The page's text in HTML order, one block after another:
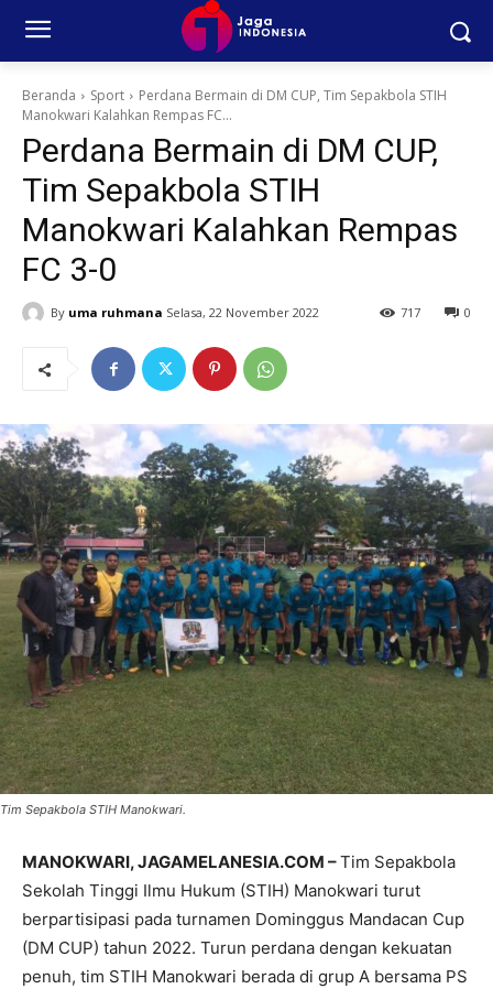
Beranda Sport
Perdana Bermain di DM CUP, Tim Sepakbola STIH
Manokwari Kalahkan Rempas FC...
Perdana Bermain di DM CUP,
Tim Sepakbola STIH
Manokwari Kalahkan Rempas
FC 3-0
By uma ruhmana Selasa, 22 November 2022 0
717
Tim Sepakbola STIH Manokwari.
MANOKWARI, JAGAMELANESIA.COM –Tim Sepakbola
Sekolah Tinggi Ilmu Hukum (STIH) Manokwari turut
berpartisipasi pada turnamen Dominggus Mandacan Cup
(DM CUP) tahun 2022. Turun perdana dengan kekuatan
penuh, tim STIH Manokwari berada di grup A bersama PS